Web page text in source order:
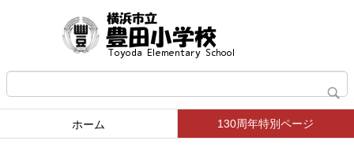
ホーム 130周年特別ページ